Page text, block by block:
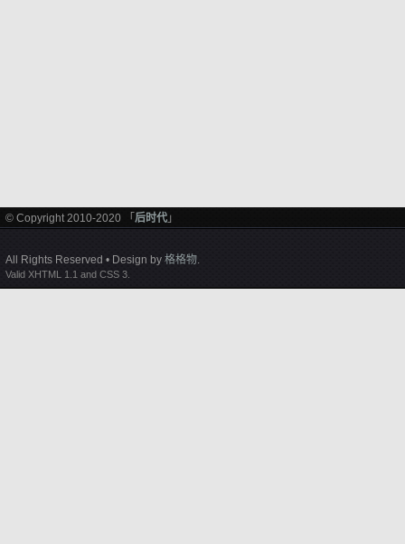
© Copyright 2010-2020 「 后时代 」
All Rights Reserved • Design by 格格物.
Valid XHTML 1.1 and CSS 3.